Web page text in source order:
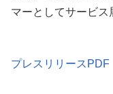
マーとしてサービス
プレスリリースPDF